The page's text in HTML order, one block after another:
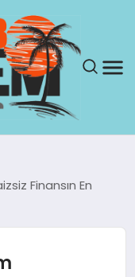
Finansın En